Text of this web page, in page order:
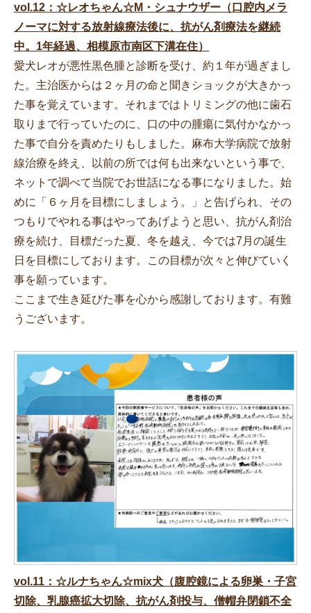
vol.12：☆レオちゃん☆M・シュナウザー（口腔内メラ
ノーマに対する放射線療法後に、抗がん剤療法を継続
中。1年経過、相模原市南区下溝在住）
愛犬レオが悪性黒色腫と診断を受け、約１年が過ぎまし
た。主治医からは２ヶ月の命と聞きショックが大きかっ
た事を覚えています。それまではトリミングの他に歯石
取りまで行っていたのに、口の中の腫瘍に気付かなかっ
た事で自分を責めたりもしました。麻布大学病院で放射
線治療を終え、以前の所では何も出来ないという事で、
ネットで調べて当院でお世話になる事になりました。始
めに「６ヶ月を目標にしましょう。」と告げられ、その
つもりでやれる事はやってあげようと思い、抗がん剤治
療を続け、目標だった夏、冬を越え、今では7月の誕生
日を目標にしております。この目標が次々と伸びていく
事を願っています。
ここまで生き延びた事を心から感謝しております。有難
うございます。
vol.11：☆ルナちゃん☆mix犬（腹腔鏡による卵巣・子宮
切除、乳腺癌拡大切除、抗がん剤投与、僧帽弁閉鎖不全